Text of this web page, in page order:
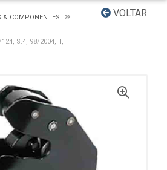
VOLTAR
& COMPONENTES
124, S.4, 98/2004, T,